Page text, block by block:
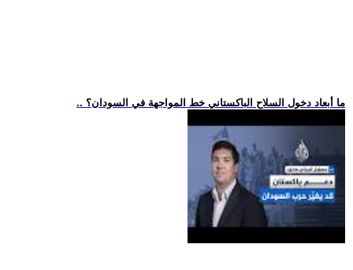
.. ما أبعاد دخول السلاح الباكستاني خط المواجهة في السودان؟